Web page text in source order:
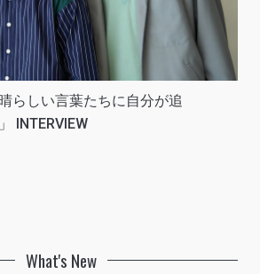
らしい言葉たちに自分が追
INTERVIEW
What's New